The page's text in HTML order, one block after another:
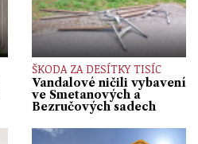
ŠKODA ZA DESÍTKY TISÍC
Vandalové ničili vybavení
ve Smetanových a
Bezručových sadech